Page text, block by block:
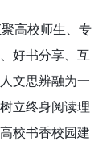
高校师生、专
好书分享、互
文思辨融为一
立终身阅读理
校书香校园建